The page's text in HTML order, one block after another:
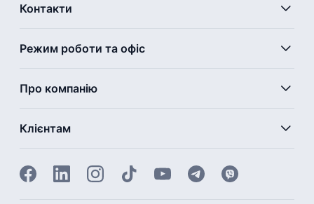
Контакти
Режим роботи та офіс
Про компанію
Клієнтам